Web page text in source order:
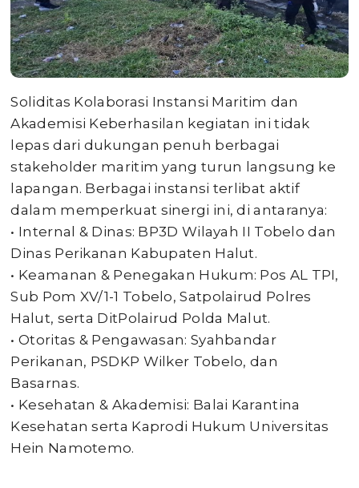
Soliditas Kolaborasi Instansi Maritim dan
Akademisi Keberhasilan kegiatan ini tidak
lepas dari dukungan penuh berbagai
stakeholder maritim yang turun langsung ke
lapangan. Berbagai instansi terlibat aktif
dalam memperkuat sinergi ini, di antaranya:
• ​Internal & Dinas: BP3D Wilayah II Tobelo dan
Dinas Perikanan Kabupaten Halut.
• ​Keamanan & Penegakan Hukum: Pos AL TPI,
Sub Pom XV/1-1 Tobelo, Satpolairud Polres
Halut, serta DitPolairud Polda Malut.
• ​Otoritas & Pengawasan: Syahbandar
Perikanan, PSDKP Wilker Tobelo, dan
Basarnas.
• ​Kesehatan & Akademisi: Balai Karantina
Kesehatan serta Kaprodi Hukum Universitas
Hein Namotemo.